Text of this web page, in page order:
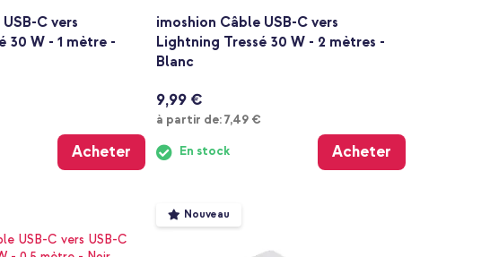
C vers
30 W - 1 mètre -
de
Acheter
imoshion Câble USB-C vers
Lightning Tressé 30 W - 2 mètres -
Blanc
9,99 €
à partir de:À partir de
7,49 €
En stock Acheter
Nouveau